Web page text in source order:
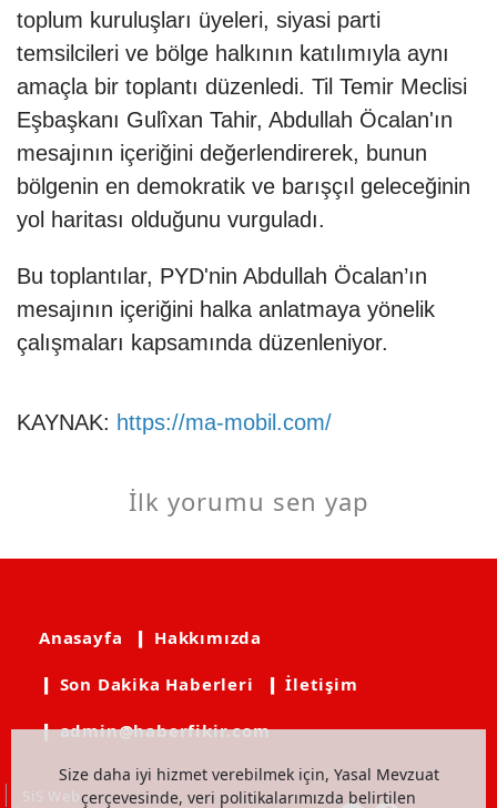
toplum kuruluşları üyeleri, siyasi parti
temsilcileri ve bölge halkının katılımıyla aynı
amaçla bir toplantı düzenledi. Til Temir Meclisi
Eşbaşkanı Gulîxan Tahir, Abdullah Öcalan'ın
mesajının içeriğini değerlendirerek, bunun
bölgenin en demokratik ve barışçıl geleceğinin
yol haritası olduğunu vurguladı.
Bu toplantılar, PYD'nin Abdullah Öcalan’ın
mesajının içeriğini halka anlatmaya yönelik
çalışmaları kapsamında düzenleniyor.
KAYNAK: https://ma-mobil.com/
İlk yorumu sen yap
Size daha iyi hizmet verebilmek için, Yasal Mevzuat
çerçevesinde, veri politikalarımızda belirtilen
Anasayfa ❙ Hakkımızda
❙ Son Dakika Haberleri ❙ İletişim
❙ admin@haberfikir.com
SiS Web